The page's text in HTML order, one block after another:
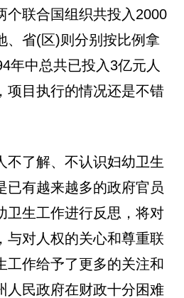
个联合国组织共投入2000
、省(区)则分别按比例拿
年中总共已投入3亿元人
项目执行的情况还是不错
不了解、不认识妇幼卫生
已有越来越多的政府官员
卫生工作进行反思，将对
与对人权的关心和尊重联
工作给予了更多的关注和
人民政府在财政十分困难